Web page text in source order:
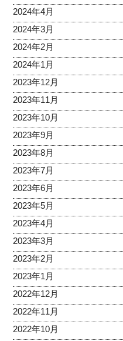
2024年4月
2024年3月
2024年2月
2024年1月
2023年12月
2023年11月
2023年10月
2023年9月
2023年8月
2023年7月
2023年6月
2023年5月
2023年4月
2023年3月
2023年2月
2023年1月
2022年12月
2022年11月
2022年10月